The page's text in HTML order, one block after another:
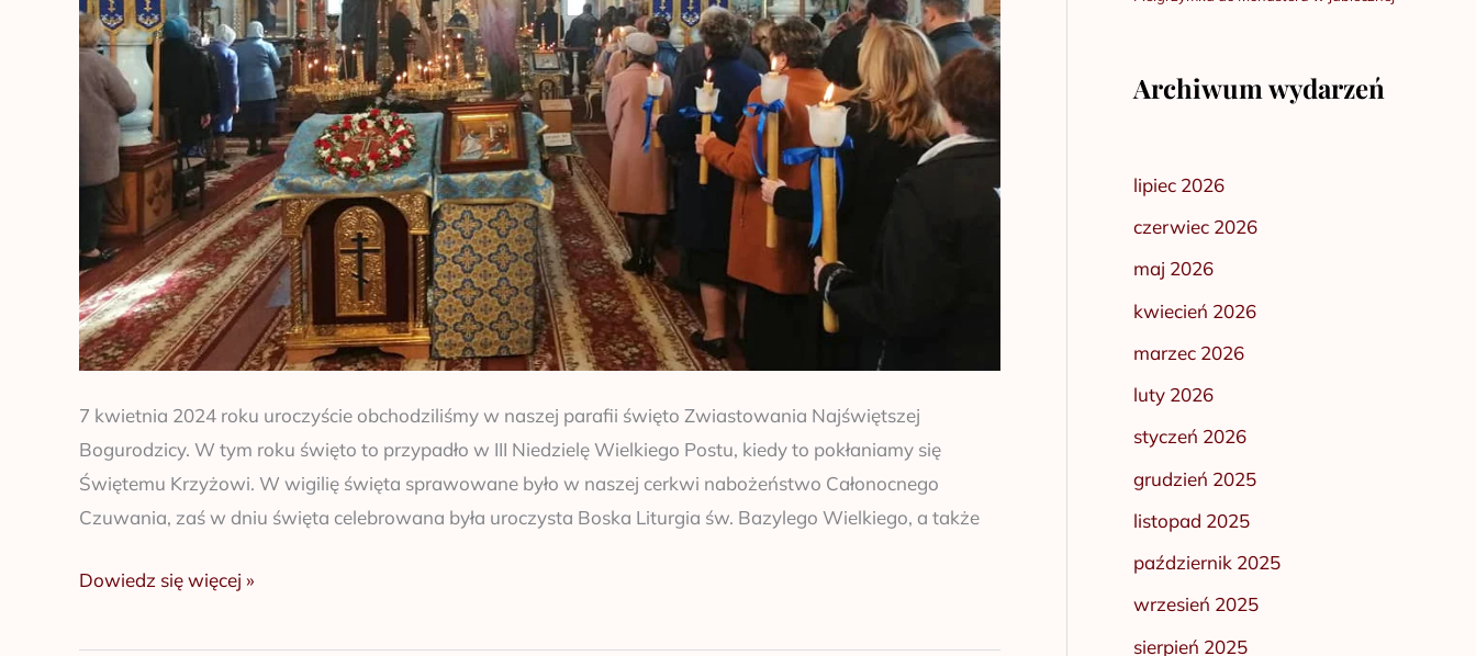
7 kwietnia 2024 roku uroczyście obchodziliśmy w naszej parafii święto Zwiastowania Najświętszej
Bogurodzicy. W tym roku święto to przypadło w III Niedzielę Wielkiego Postu, kiedy to pokłaniamy się
Świętemu Krzyżowi. W wigilię święta sprawowane było w naszej cerkwi nabożeństwo Całonocnego
Czuwania, zaś w dniu święta celebrowana była uroczysta Boska Liturgia św. Bazylego Wielkiego, a także
Dowiedz się więcej »
Archiwum wydarzeń
lipiec 2026
czerwiec 2026
maj 2026
kwiecień 2026
marzec 2026
luty 2026
styczeń 2026
grudzień 2025
listopad 2025
październik 2025
wrzesień 2025
sierpień 2025